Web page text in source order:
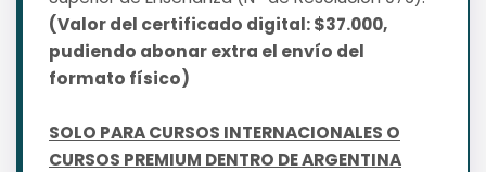
(Valor del certificado digital: $37.000,
pudiendo abonar extra el envío del
formato físico)
SOLO PARA CURSOS INTERNACIONALES O
CURSOS PREMIUM DENTRO DE ARGENTINA